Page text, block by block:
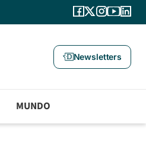
Newsletters
MUNDO